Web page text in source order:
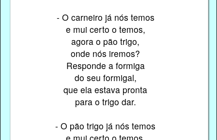
- O carneiro já nós temos
e mui certo o temos,
agora o pão trigo,
onde nós iremos?
Responde a formiga
do seu formigal,
que ela estava pronta
para o trigo dar.
- O pão trigo já nós temos